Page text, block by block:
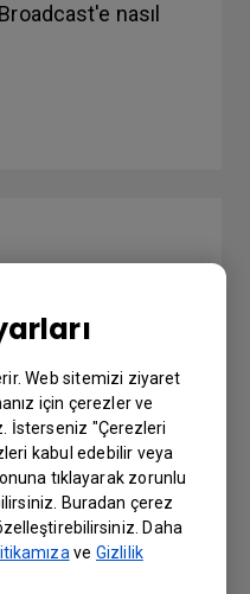
Web sitemizi ziyaret
için çerezler ve
İsterseniz "Çerezleri
kabul edebilir veya
tıklayarak zorunlu
Buradan çerez
Daha
veGizlilik
nasıl
nasıl